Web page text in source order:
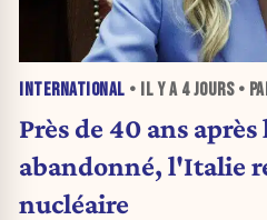
INTERNATIONAL • IL Y A 4 JOURS•
Près de 40 ans
abandonné, l'Italie
nucléaire